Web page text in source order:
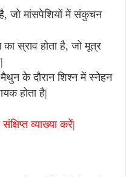
जो मांसपेशियों में संकुचन
स्राव होता है, जो मूत्र
के दौरान शिश्न में स्नेहन
होता है|
व्याख्या करें|